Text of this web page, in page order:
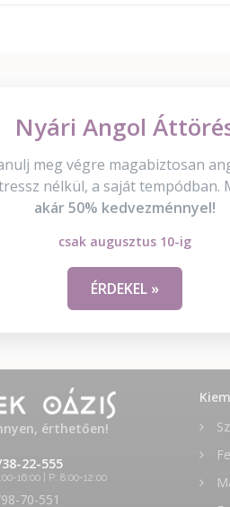
Nyári Angol
meg végre magabiztosan
nélkül, a saját tempódban.
akár 50% kedvezménnyel!
csak augusztus 10-ig
ÉRDEKEL »
érthetően!
22-555
16:00 | P: 8:00-12:00
70-551